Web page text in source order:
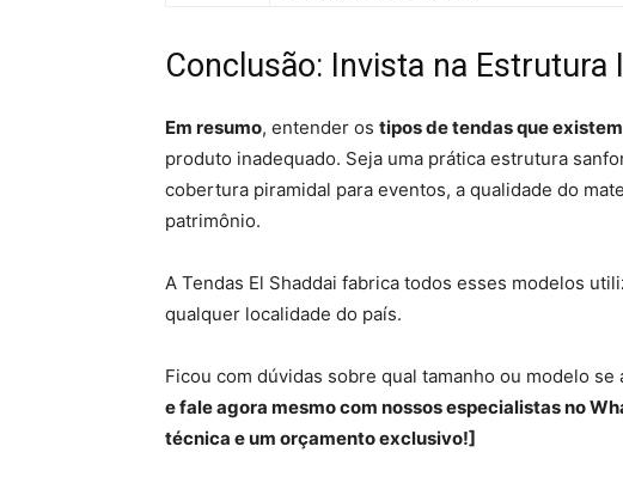
Conclusão: Invista na Estrutura
Em resumo, entender os tipos de tendas que existem
produto inadequado. Seja uma prática estrutura
cobertura piramidal para eventos, a qualidade do
patrimônio.
A Tendas El Shaddai fabrica todos esses modelos
qualquer localidade do país.
Ficou com dúvidas sobre qual tamanho ou modelo
e fale agora mesmo com nossos especialistas no
técnica e um orçamento exclusivo!]